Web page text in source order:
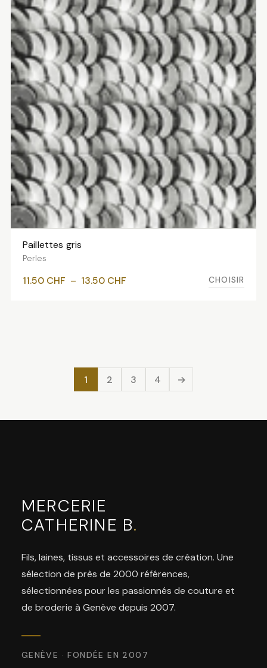
11.50 CHF
à
13.50 CHF
Paillettes gris
Perles
11.50 CHF – 13.50 CHFPlage
CHOISIR
1 2 3 4 →
MERCERIE
CATHERINE B.
Fils, laines, tissus et accessoires de création. Une
sélection de près de 2000 références,
sélectionnées pour les passionnés de couture et
de broderie à Genève depuis 2007.
GENÈVE · FONDÉE EN 2007